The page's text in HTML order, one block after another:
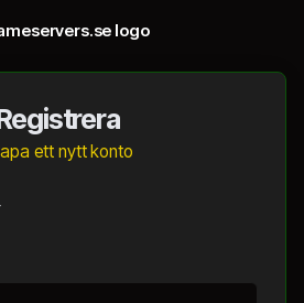
ett nytt konto